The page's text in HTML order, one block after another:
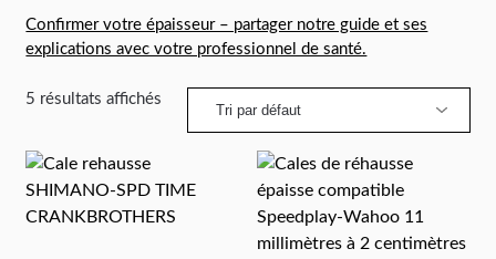
Confirmer votre épaisseur – partager notre guide et ses
explications avec votre professionnel de santé.
5 résultats affichés